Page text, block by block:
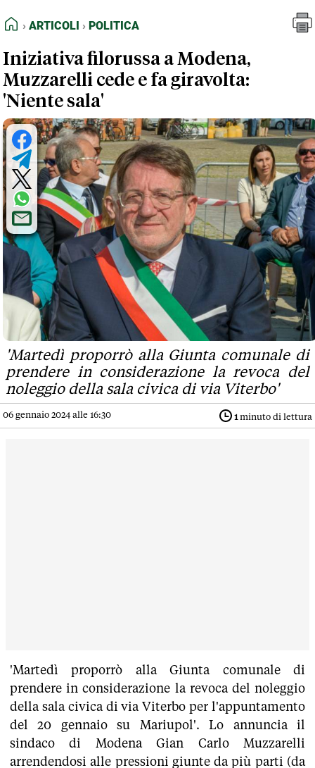
FEED RSS
NORMATIVE DEONTOLOGICHE
TERMINI e CONDIZIONI
HOME
ARTICOLI POLITICA
Iniziativa filorussa a Modena,
Muzzarelli cede e fa giravolta:
'Niente sala'
'Martedì proporrò alla Giunta comunale di
prendere in considerazione la revoca del
noleggio della sala civica di via Viterbo'
06 gennaio 2024 alle 16:30 1 minuto di lettura
'Martedì proporrò alla Giunta comunale di
prendere in considerazione la revoca del noleggio
della sala civica di via Viterbo per l'appuntamento
del 20 gennaio su Mariupol'. Lo annuncia il
sindaco di Modena Gian Carlo Muzzarelli
arrendendosi alle pressioni giunte da più parti (da